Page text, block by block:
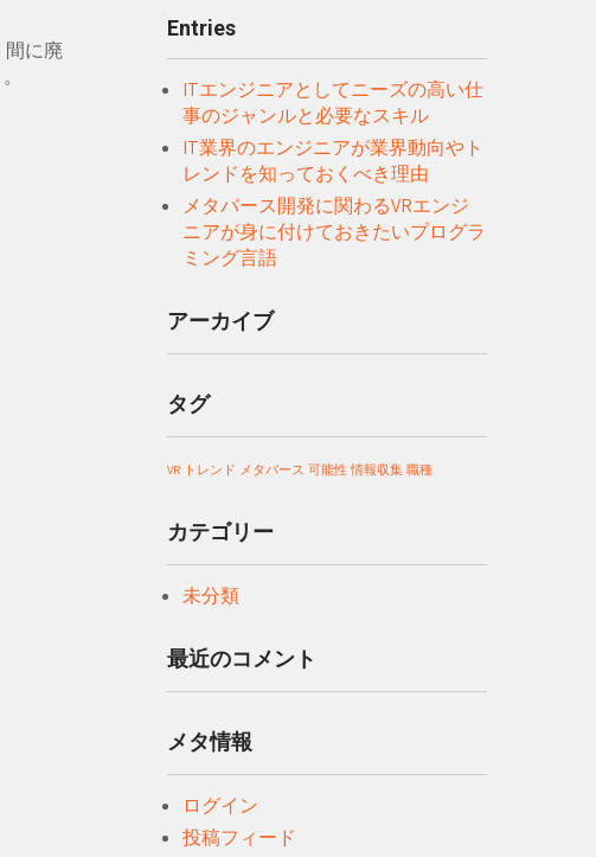
間に廃
Entries
ITエンジニアとしてニーズの高い仕
事のジャンルと必要なスキル
IT業界のエンジニアが業界動向やト
レンドを知っておくべき理由
メタバース開発に関わるVRエンジ
ニアが身に付けておきたいプログラ
ミング言語
アーカイブ
タグ
VR トレンド メタバース 可能性 情報収集 職種
カテゴリー
未分類
最近のコメント
メタ情報
ログイン
投稿フィード